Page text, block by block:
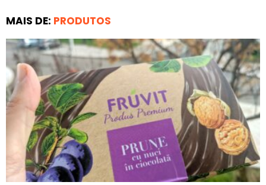
MAIS DE: PRODUTOS